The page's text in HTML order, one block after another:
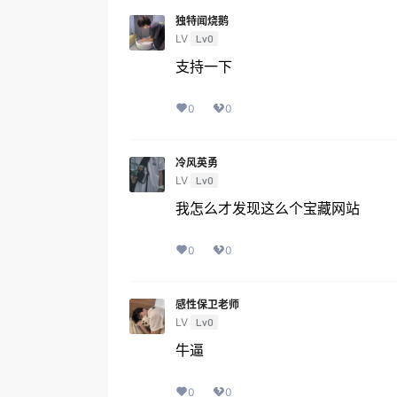
独特闻烧鹅
LV Lv0
支持一下
0 0
冷风英勇
LV Lv0
我怎么才发现这么个宝藏网站
0 0
感性保卫老师
LV Lv0
牛逼
0 0